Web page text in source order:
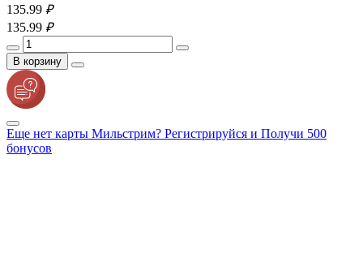
135.99 ₽
135.99 ₽
В корзину
Еще нет карты Мильстрим? Регистрируйся и Получи 500
бонусов